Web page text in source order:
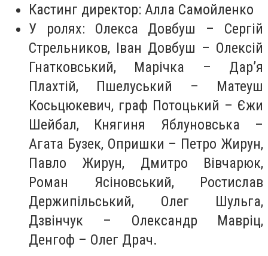
Кастинг директор: Алла Самойленко
У ролях: Олекса Довбуш – Сергій
Стрельников, Іван Довбуш – Олексій
Гнатковський, Марічка – Дар’я
Плахтій, Пшелуський – Матеуш
Косьцюкевич, граф Потоцький – Єжи
Шейбал, Княгиня Яблуновська –
Агата Бузек, Опришки – Петро Жирун,
Павло Жирун, Дмитро Вівчарюк,
Роман Ясіновський, Ростислав
Держипільський, Олег Шульга,
Дзвінчук – Олександр Мавріц,
Денгоф – Олег Драч.